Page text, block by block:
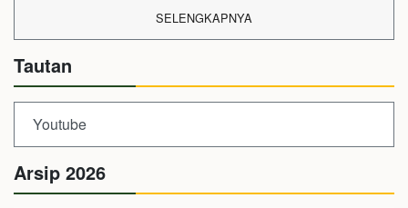
SELENGKAPNYA
Tautan
Youtube
Arsip 2026